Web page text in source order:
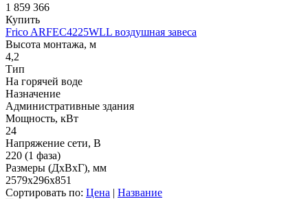
1 859 366
Купить
Frico ARFEC4225WLL воздушная завеса
Высота монтажа, м
4,2
Тип
На горячей воде
Назначение
Административные здания
Мощность, кВт
24
Напряжение сети, В
220 (1 фаза)
Размеры (ДхВхГ), мм
2579x296x851
Сортировать по: Цена | Название